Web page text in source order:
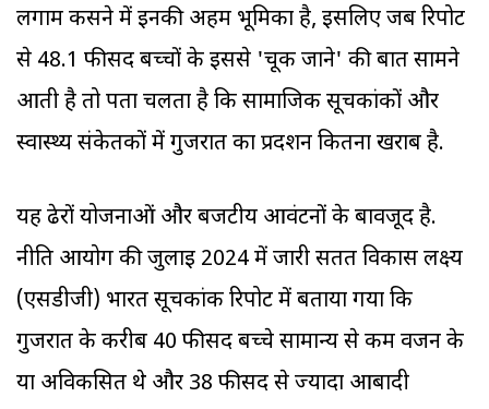
लगाम कसने में इनकी अहम भूमिका है, इसलिए जब रिपोर्ट
से 48.1 फीसद बच्चों के इससे 'चूक जाने' की बात सामने
आती है तो पता चलता है कि सामाजिक सूचकांकों और
स्वास्थ्य संकेतकों में गुजरात का प्रदर्शन कितना खराब है.
यह ढेरों योजनाओं और बजटीय आवंटनों के बावजूद है.
नीति आयोग की जुलाई 2024 में जारी सतत विकास लक्ष्य
(एसडीजी) भारत सूचकांक रिपोर्ट में बताया गया कि
गुजरात के करीब 40 फीसद बच्चे सामान्य से कम वजन के
या अविकसित थे और 38 फीसद से ज्यादा आबादी